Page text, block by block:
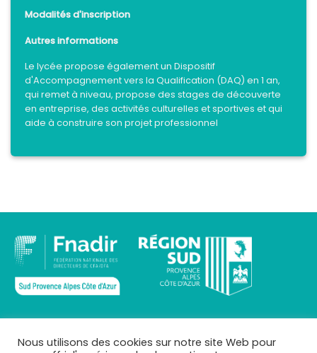
Modalités d'inscription
Autres informations
Le lycée propose également un Dispositif
d'Accompagnement vers la Qualification (DAQ) en 1 an,
qui remet à niveau, propose des stages de découverte
en entreprise, des activités culturelles et sportives et qui
aide à construire son projet professionnel
Nous utilisons des cookies sur notre site Web pour